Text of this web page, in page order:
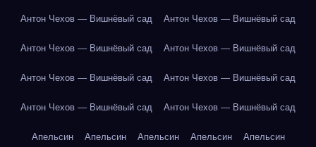
Антон Чехов — Вишнёвый сад Антон Чехов — Вишнёвый сад
Антон Чехов — Вишнёвый сад Антон Чехов — Вишнёвый сад
Антон Чехов — Вишнёвый сад Антон Чехов — Вишнёвый сад
Антон Чехов — Вишнёвый сад Антон Чехов — Вишнёвый сад
Апельсин Апельсин Апельсин Апельсин Апельсин